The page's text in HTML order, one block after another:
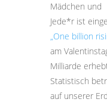
Mädchen und
Jede*r ist
„One billion
am
Milliarde
Statistisch
auf unserer